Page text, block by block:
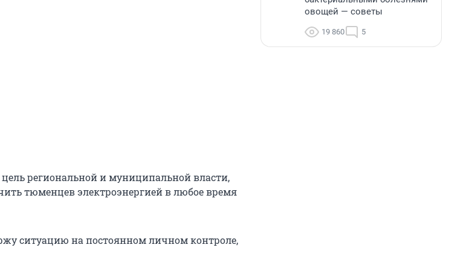
региональной и муниципальной власти,
тюменцев электроэнергией в любое время
ситуацию на постоянном личном контроле,
овощей — советы
19 860 5